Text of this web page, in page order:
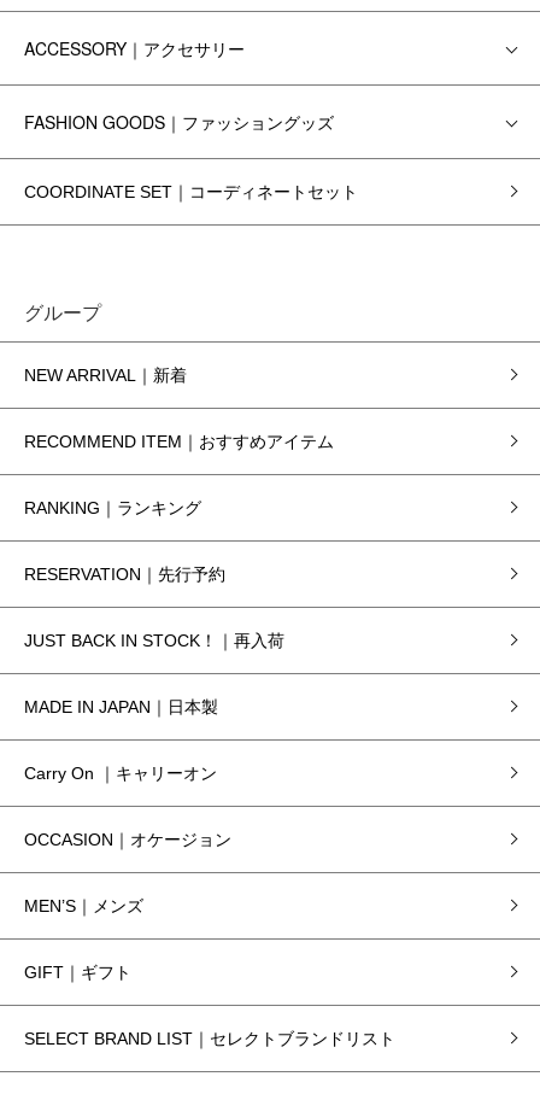
ACCESSORY｜アクセサリー
FASHION GOODS｜ファッショングッズ
COORDINATE SET｜コーディネートセット
グループ
NEW ARRIVAL｜新着
RECOMMEND ITEM｜おすすめアイテム
RANKING｜ランキング
RESERVATION｜先行予約
JUST BACK IN STOCK！｜再入荷
MADE IN JAPAN｜日本製
Carry On ｜キャリーオン
OCCASION｜オケージョン
MEN’S｜メンズ
GIFT｜ギフト
SELECT BRAND LIST｜セレクトブランドリスト